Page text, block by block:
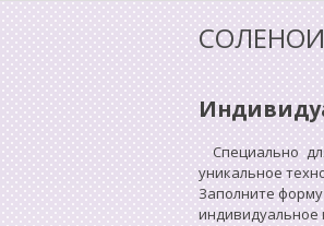
Специально
уникальное
Заполните
индивидуальное